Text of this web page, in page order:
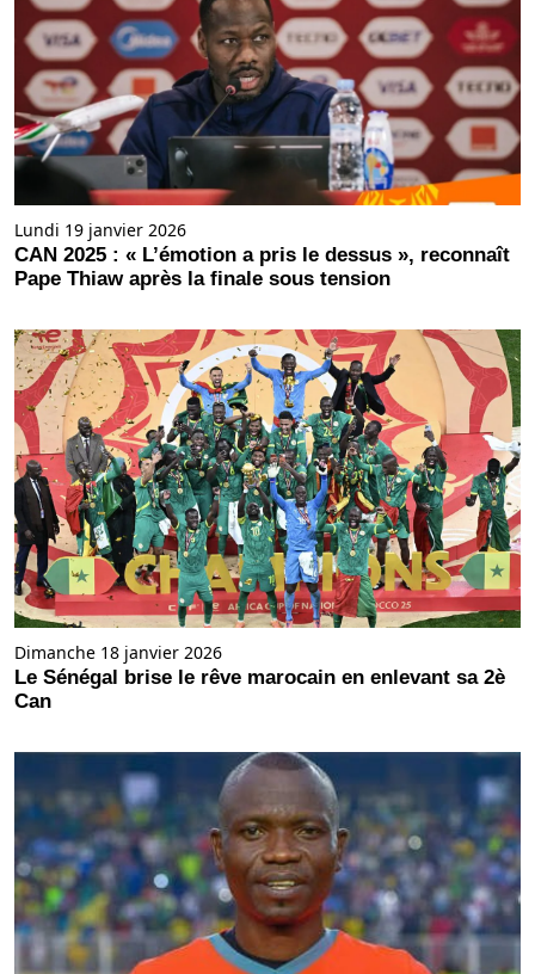
Lundi 19 janvier 2026
CAN 2025 : « L’émotion a pris le dessus », reconnaît
Pape Thiaw après la finale sous tension
Dimanche 18 janvier 2026
Le Sénégal brise le rêve marocain en enlevant sa 2è
Can